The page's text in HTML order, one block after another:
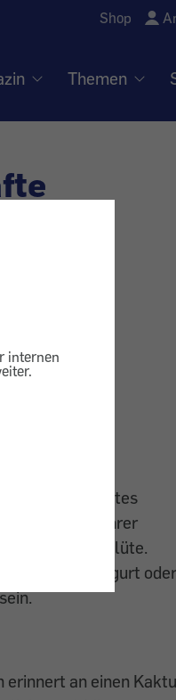
internen
Shop
Themen
her als beliebtes
zur Pflege ihrer
eine neue Blüte.
Shampoo, Jogurt oder
erinnert an einen